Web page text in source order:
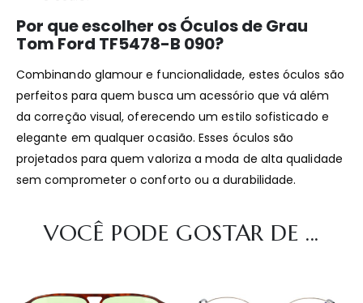
Por que escolher os Óculos de Grau
Tom Ford TF5478-B 090?
Combinando glamour e funcionalidade, estes óculos são
perfeitos para quem busca um acessório que vá além
da correção visual, oferecendo um estilo sofisticado e
elegante em qualquer ocasião. Esses óculos são
projetados para quem valoriza a moda de alta qualidade
sem comprometer o conforto ou a durabilidade.
VOCÊ PODE GOSTAR DE ...